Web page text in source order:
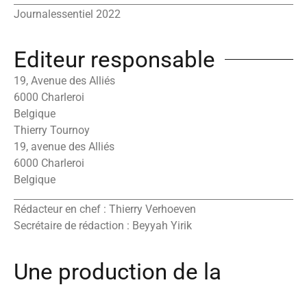
Journalessentiel 2022
Editeur responsable
19, Avenue des Alliés
6000 Charleroi
Belgique
Thierry Tournoy
19, avenue des Alliés
6000 Charleroi
Belgique
Rédacteur en chef : Thierry Verhoeven
Secrétaire de rédaction : Beyyah Yirik
Une production de la